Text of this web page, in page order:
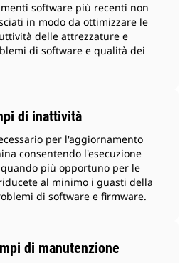
software più recenti non
in modo da ottimizzare le
delle attrezzature e
di software e qualità dei
di inattività
per l'aggiornamento
consentendo l'esecuzione
più opportuno per le
al minimo i guasti della
di software e firmware.
di manutenzione